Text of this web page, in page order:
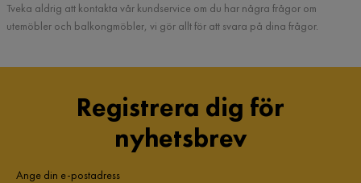
Tveka aldrig att kontakta vår kundservice om du har några frågor om
utemöbler och balkongmöbler, vi gör allt för att svara på dina frågor.
Registrera dig för
nyhetsbrev
Ange din e-postadress